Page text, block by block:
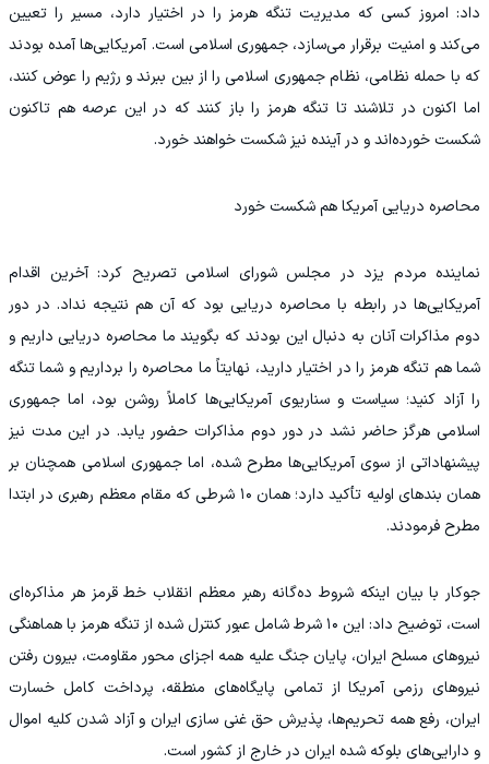
داد: امروز کسی که مدیریت تنگه هرمز را در اختیار دارد، مسیر را تعیین
می‌کند و امنیت برقرار می‌سازد، جمهوری اسلامی است. آمریکایی‌ها آمده بودند
که با حمله نظامی، نظام جمهوری اسلامی را از بین ببرند و رژیم را عوض کنند،
اما اکنون در تلاشند تا تنگه هرمز را باز کنند که در این عرصه هم تاکنون
شکست خورده‌اند و در آینده نیز شکست خواهند خورد.
محاصره دریایی آمریکا هم شکست خورد
نماینده مردم یزد در مجلس شورای اسلامی تصریح کرد: آخرین اقدام
آمریکایی‌ها در رابطه با محاصره دریایی بود که آن هم نتیجه نداد. در دور
دوم مذاکرات آنان به دنبال این بودند که بگویند ما محاصره دریایی داریم و
شما هم تنگه هرمز را در اختیار دارید، نهایتاً ما محاصره را برداریم و شما تنگه
را آزاد کنید؛ سیاست و سناریوی آمریکایی‌ها کاملاً روشن بود، اما جمهوری
اسلامی هرگز حاضر نشد در دور دوم مذاکرات حضور یابد. در این مدت نیز
پیشنهاداتی از سوی آمریکایی‌ها مطرح شده، اما جمهوری اسلامی همچنان بر
همان بندهای اولیه تأکید دارد؛ همان ۱۰ شرطی که مقام معظم رهبری در ابتدا
مطرح فرمودند.
جوکار با بیان اینکه شروط ده‌گانه رهبر معظم انقلاب خط قرمز هر مذاکره‌ای
است، توضیح داد: این ۱۰ شرط شامل عبور کنترل شده از تنگه هرمز با هماهنگی
نیروهای مسلح ایران، پایان جنگ علیه همه اجزای محور مقاومت، بیرون رفتن
نیروهای رزمی آمریکا از تمامی پایگاه‌های منطقه، پرداخت کامل خسارت
ایران، رفع همه تحریم‌ها، پذیرش حق غنی سازی ایران و آزاد شدن کلیه اموال
و دارایی‌های بلوکه شده ایران در خارج از کشور است.